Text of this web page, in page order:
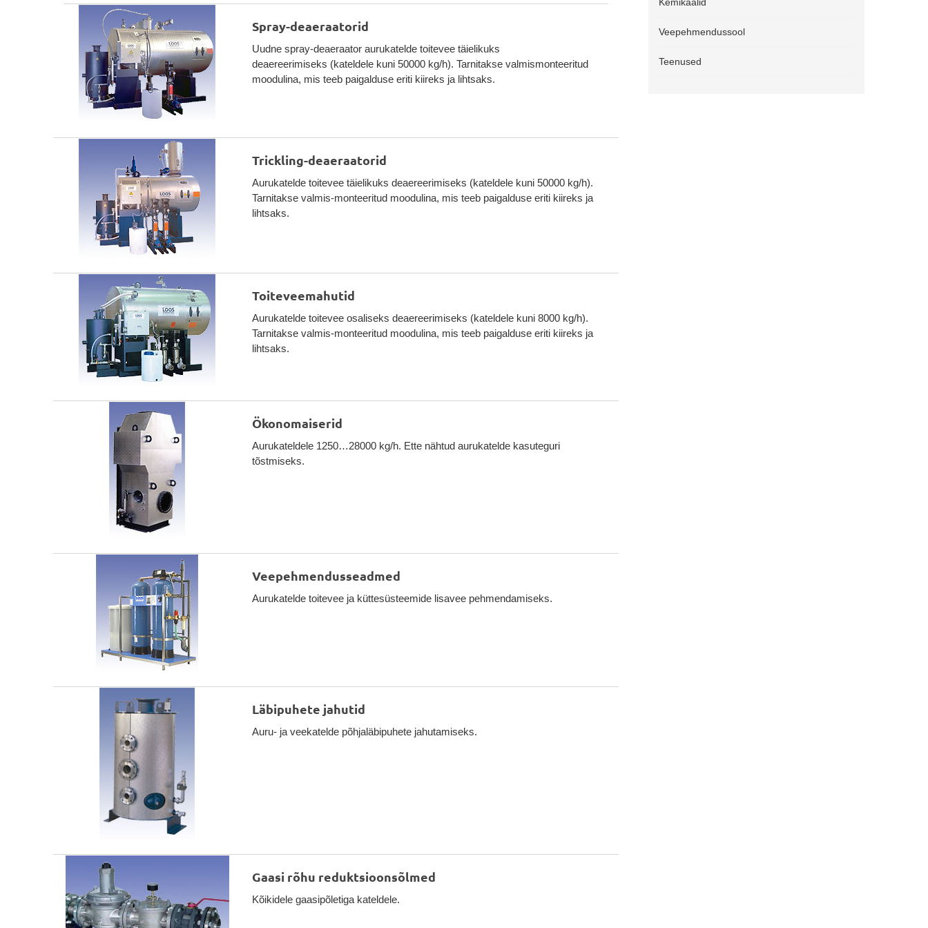
Spray-deaeraatorid
Uudne spray-deaeraator aurukatelde toitevee täielikuks
deaereerimiseks (kateldele kuni 50000 kg/h). Tarnitakse valmismonteeritud
moodulina, mis teeb paigalduse eriti kiireks ja lihtsaks.
Trickling-deaeraatorid
Aurukatelde toitevee täielikuks deaereerimiseks (kateldele kuni 50000 kg/h).
Tarnitakse valmis-monteeritud moodulina, mis teeb paigalduse eriti kiireks ja
lihtsaks.
Toiteveemahutid
Aurukatelde toitevee osaliseks deaereerimiseks (kateldele kuni 8000 kg/h).
Tarnitakse valmis-monteeritud moodulina, mis teeb paigalduse eriti kiireks ja
lihtsaks.
Ökonomaiserid
Aurukateldele 1250…28000 kg/h. Ette nähtud aurukatelde kasuteguri
tõstmiseks.
Veepehmendusseadmed
Aurukatelde toitevee ja küttesüsteemide lisavee pehmendamiseks.
Läbipuhete jahutid
Auru- ja veekatelde põhjaläbipuhete jahutamiseks.
Gaasi rõhu reduktsioonsõlmed
Kõikidele gaasipõletiga kateldele.
Veepehmendussool
Teenused